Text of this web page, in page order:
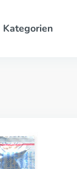
Kategorien